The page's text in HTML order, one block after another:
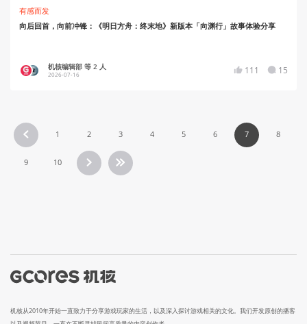
有感而发
向后回首，向前冲锋：《明日方舟：终末地》新版本「向渊行」故事体验分享
机核编辑部 等 2 人
2026-07-16 111 15
1 2 3 4 5 6 7 8
9 10
机核从2010年开始一直致力于分享游戏玩家的生活，以及深入探讨游戏相关的文化。我们开发原创的播客